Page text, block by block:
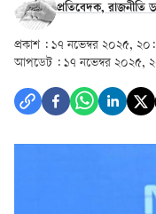
প্রতিবেদক, রাজনীতি
প্রকাশ : ১৭ নভেম্বর ২০২৫,
আপডেট : ১৭ নভেম্বর ২০২৫,